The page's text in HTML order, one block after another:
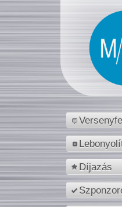
Díjazás